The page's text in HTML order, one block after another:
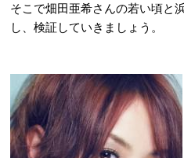
そこで畑田亜希さんの若い頃と
し、検証していきましょう。